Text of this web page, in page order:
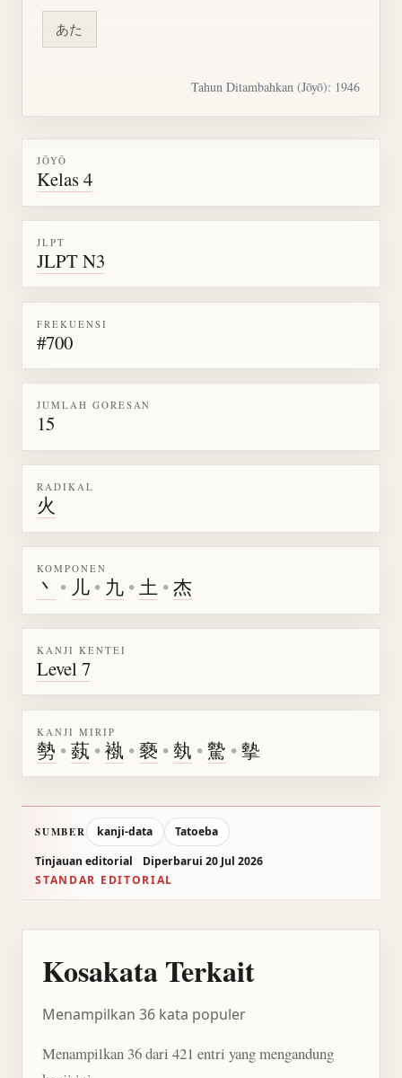
あた
Tahun Ditambahkan (Jōyō): 1946
JŌYŌ
Kelas 4
JLPT
JLPT N3
FREKUENSI
#700
JUMLAH GORESAN
15
RADIKAL
火
KOMPONEN
丶 • 儿 • 九 •土 •杰
KANJI KENTEI
Level 7
KANJI MIRIP
勢 •蓺 •褹 •褻 •埶 •驇 •摰
SUMBER kanji-data
Tatoeba
Tinjauan editorial
Diperbarui 20 Jul 2026
STANDAR EDITORIAL
Kosakata Terkait
Menampilkan 36 kata populer
Menampilkan 36 dari 421 entri yang mengandung